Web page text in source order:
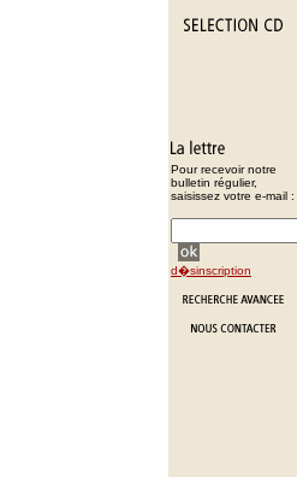
Pour recevoir notre
bulletin régulier,
saisissez votre e-mail :
d�sinscription